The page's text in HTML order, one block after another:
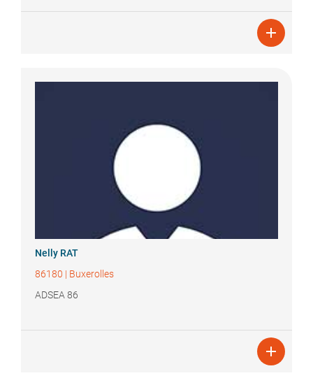

Nelly RAT
86180 | Buxerolles
ADSEA 86
